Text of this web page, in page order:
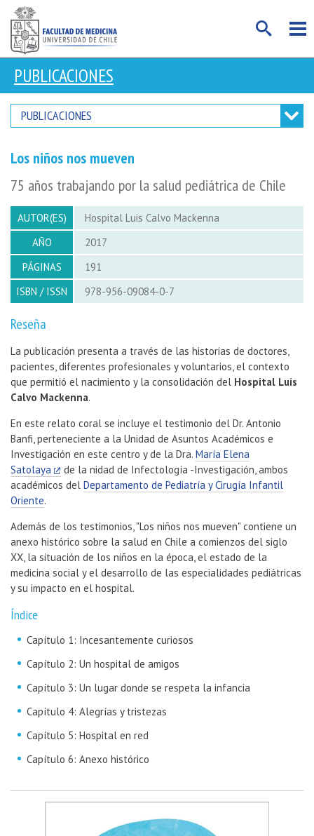
PUBLICACIONES
PUBLICACIONES
Los niños nos mueven
75 años trabajando por la salud pediátrica de Chile
AUTOR(ES)
Hospital Luis Calvo Mackenna
AÑO
2017
PÁGINAS
191
ISBN / ISSN
978-956-09084-0-7
Reseña
La publicación presenta a través de las historias de doctores,
pacientes, diferentes profesionales y voluntarios, el contexto
que permitió el nacimiento y la consolidación del Hospital Luis
Calvo Mackenna.
En este relato coral se incluye el testimonio del Dr. Antonio
Banfi, perteneciente a la Unidad de Asuntos Académicos e
Investigación en este centro y de la Dra. María Elena
Satolaya
de la nidad de Infectología -Investigación, ambos
académicos del Departamento de Pediatría y Cirugía Infantil
Oriente.
Además de los testimonios, "Los niños nos mueven" contiene un
anexo histórico sobre la salud en Chile a comienzos del siglo
XX, la situación de los niños en la época, el estado de la
medicina social y el desarrollo de las especialidades pediátricas
y su impacto en el hospital.
Índice
Capítulo 1: Incesantemente curiosos
Capítulo 2: Un hospital de amigos
Capítulo 3: Un lugar donde se respeta la infancia
Capítulo 4: Alegrías y tristezas
Capítulo 5: Hospital en red
Capítulo 6: Anexo histórico